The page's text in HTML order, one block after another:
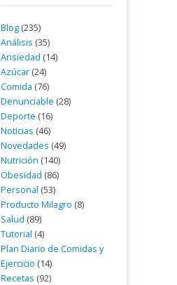
Blog (235)
Análisis (35)
Ansiedad (14)
Azúcar (24)
Comida (76)
Denunciable (28)
Deporte (16)
Noticias (46)
Novedades (49)
Nutrición (140)
Obesidad (86)
Personal (53)
Producto Milagro (8)
Salud (89)
Tutorial (4)
Plan Diario de Comidas y
Ejercicio (14)
Recetas (92)